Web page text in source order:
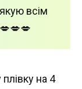
всім
на 4